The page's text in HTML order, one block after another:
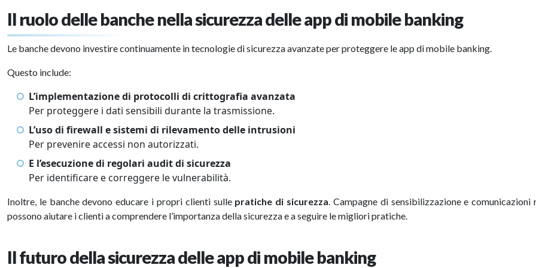
Il ruolo delle banche nella sicurezza delle app di mobile banking
Le banche devono investire continuamente in tecnologie di sicurezza avanzate per proteggere le app di mobile banking.
Questo include:
L’implementazione di protocolli di crittografia avanzata
Per proteggere i dati sensibili durante la trasmissione.
L’uso di firewall e sistemi di rilevamento delle intrusioni
Per prevenire accessi non autorizzati.
E l’esecuzione di regolari audit di sicurezza
Per identificare e correggere le vulnerabilità.
Inoltre, le banche devono educare i propri clienti sulle pratiche di sicurezza. Campagne di sensibilizzazione e comunicazioni
possono aiutare i clienti a comprendere l’importanza della sicurezza e a seguire le migliori pratiche.
Il futuro della sicurezza delle app di mobile banking